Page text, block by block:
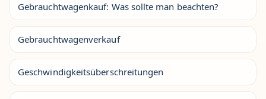
Gebrauchtwagenkauf: Was sollte man beachten?
Gebrauchtwagenverkauf
Geschwindigkeitsüberschreitungen